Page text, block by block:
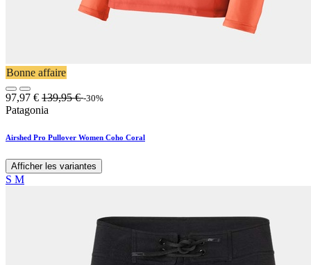
Bonne affaire
97,97 € 139,95€ -30%
Patagonia
Airshed Pro Pullover Women Coho Coral
Afficher les variantes
S M